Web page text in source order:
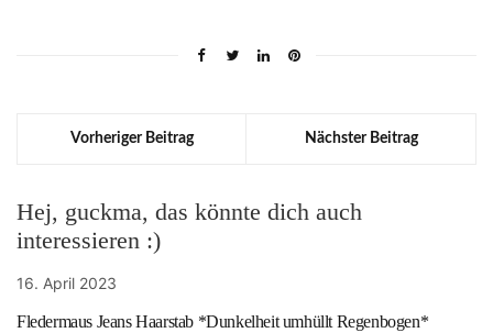
Vorheriger Beitrag Nächster Beitrag
Hej, guckma, das könnte dich auch
interessieren :)
16. April 2023
Fledermaus Jeans Haarstab *Dunkelheit umhüllt Regenbogen*